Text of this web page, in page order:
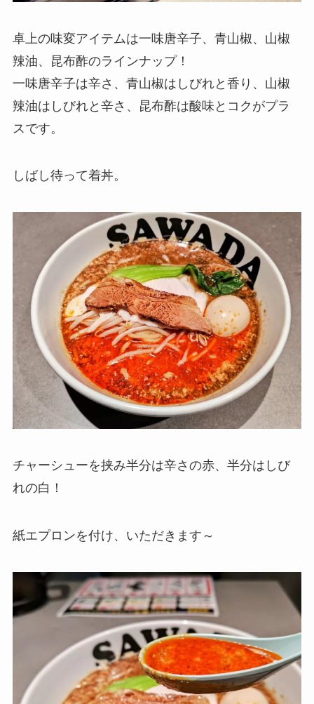
卓上の味変アイテムは一味唐辛子、青山椒、山椒
辣油、昆布酢のラインナップ！
一味唐辛子は辛さ、青山椒はしびれと香り、山椒
辣油はしびれと辛さ、昆布酢は酸味とコクがプラ
スです。
しばし待って着丼。
チャーシューを挟み半分は辛さの赤、半分はしび
れの白！
紙エプロンを付け、いただきます～